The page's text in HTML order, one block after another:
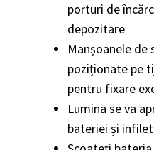
porturi de
depozitare
Manșoanele
poziționate pe
pentru fixare
Lumina se va
bateriei și